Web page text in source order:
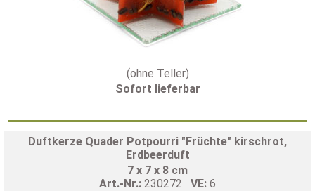
(ohne Teller)
Sofort lieferbar
Duftkerze Quader Potpourri "Früchte" kirschrot,
Erdbeerduft
7 x 7 x 8 cm
Art.-Nr.: 230272 VE: 6